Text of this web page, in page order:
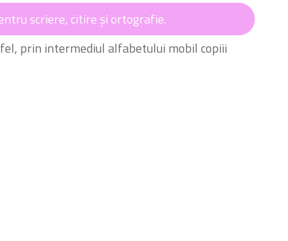
scriere, citire și ortografie.
prin intermediul alfabetului mobil copiii